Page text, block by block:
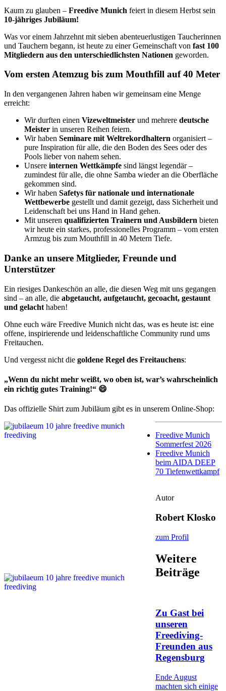
Kaum zu glauben – Freedive Munich feiert in diesem Herbst sein
10-jähriges Jubiläum!
Was vor einem Jahrzehnt mit sieben abenteuerlustigen Taucherinnen
und Tauchern begann, ist heute zu einer Gemeinschaft von fast 100
Mitgliedern aus den unterschiedlichsten Nationen geworden.
Vom ersten Atemzug bis zum Mouthfill auf 40 Meter
In den vergangenen Jahren haben wir gemeinsam eine Menge
erreicht:
Wir durften einen Vizeweltmeister und mehrere deutsche
Meister in unseren Reihen feiern.
Wir haben Seminare mit Weltrekordhaltern organisiert –
pure Inspiration für alle, die den Boden des Sees oder des
Pools lieber von nahem sehen.
Unsere internen Wettkämpfe sind längst legendär –
zumindest für alle, die ohne Samba wieder an die Oberfläche
gekommen sind.
Wir haben Safetys für nationale und internationale
Wettbewerbe gestellt und damit gezeigt, dass Sicherheit und
Leidenschaft bei uns Hand in Hand gehen.
Mit unseren qualifizierten Trainern und Ausbildern bieten
wir heute ein starkes, professionelles Programm – vom ersten
Armzug bis zum Mouthfill in 40 Metern Tiefe.
Danke an unsere Mitglieder, Freunde und
Unterstützer
Ein riesiges Dankeschön an alle, die diesen Weg mit uns gegangen
sind – an alle, die abgetaucht, aufgetaucht, gecoacht, gestaunt
und gelacht haben!
Ohne euch wäre Freedive Munich nicht das, was es heute ist: eine
offene, inspirierende und leidenschaftliche Community rund ums
Freitauchen.
Und vergesst nicht die goldene Regel des Freitauchens:
„Wenn du nicht mehr weißt, wo oben ist, war’s wahrscheinlich
ein richtig gutes Training!“ 😄
Das offizielle Shirt zum Jubiläum gibt es in unserem Online-Shop:
Freedive Munich
Sommerfest 2026
Freedive Munich
beim AIDA DEEP
70 Tiefenwettkampf
Autor
Robert Klosko
zum Profil
Weitere
Beiträge
Zu Gast bei
unseren
Freediving-
Freunden aus
Regensburg
Ende August
machten sich einige